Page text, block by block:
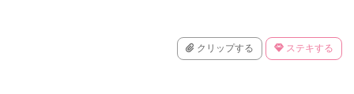
クリップする ステキする